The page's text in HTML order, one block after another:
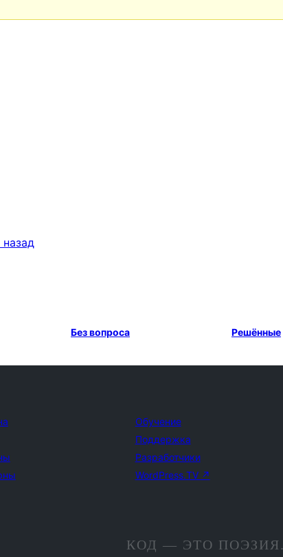
Без вопроса Решённые
Обучение
Поддержка
Разработчики
WordPress.TV ↗
КОД — ЭТО ПОЭЗИЯ.